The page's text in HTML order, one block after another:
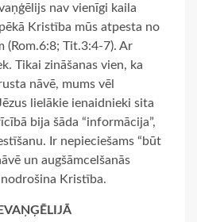
nav vienīgi kaila
Kristība mūs atpesta no
(Rom.6:8; Tit.3:4-7). Ar
Tikai zināšanas vien, ka
nāvē, mums vēl
lielākie ienaidnieki sita
bija šāda “informācija”,
Ir nepieciešams “būt
un augšāmcelšanās
Kristība.